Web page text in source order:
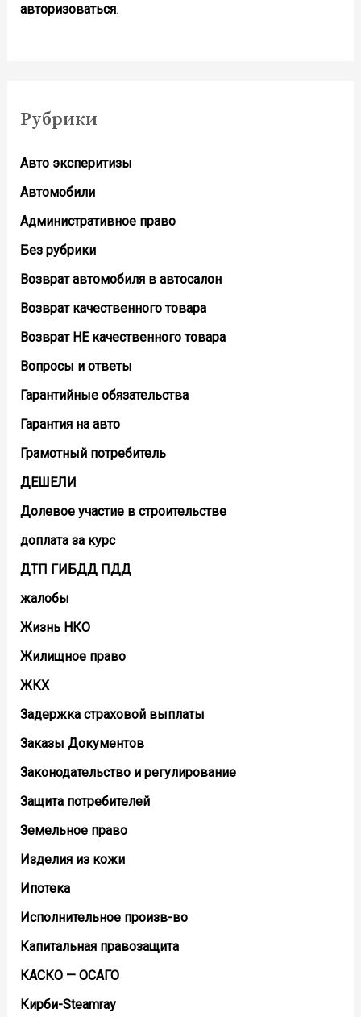
авторизоваться.
Рубрики
Авто эксперитизы
Автомобили
Административное право
Без рубрики
Возврат автомобиля в автосалон
Возврат кaчественного товара
Возврат НЕ качественного товара
Вопросы и ответы
Гарантийные обязательства
Гарантия на авто
Грамотный потребитель
ДЕШЕЛИ
Долевое участие в строительстве
доплата за курс
ДТП ГИБДД ПДД
жалобы
Жизнь НКО
Жилищное право
ЖКХ
Задержка страховой выплаты
Заказы Документов
Законодательство и регулирование
Защита потребителей
Земельное право
Изделия из кожи
Ипотека
Исполнительное произв-во
Капитальная правозащита
КАСКО — ОСАГО
Кирби-Steamray